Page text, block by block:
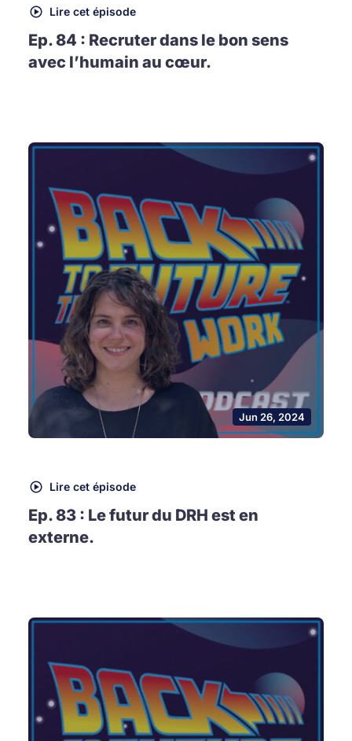
Lire cet épisode
Ep. 84 : Recruter dans le bon sens
avec l’humain au cœur.
Jun 26, 2024
Lire cet épisode
Ep. 83 : Le futur du DRH est en
externe.